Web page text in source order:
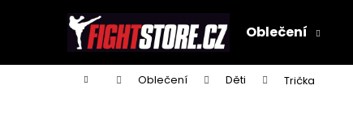
Oblečení
Home Oblečení Děti Trička
t
Back
shopping
Back
shopping